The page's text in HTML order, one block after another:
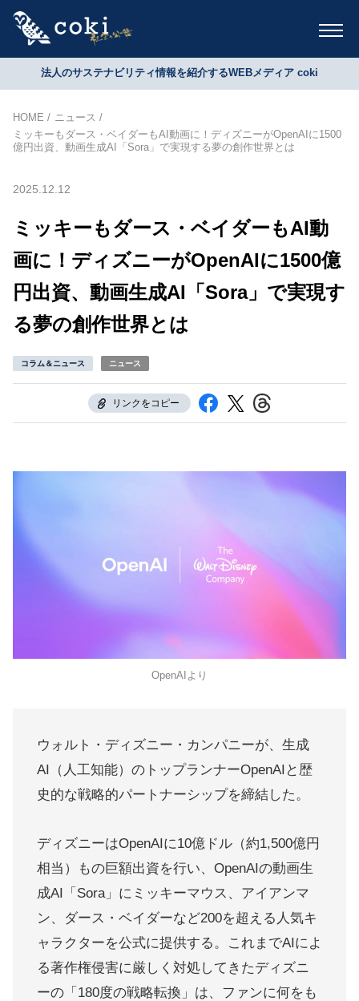
法人のサステナビリティ情報を紹介するWEBメディア coki
HOME
ニュース
ミッキーもダース・ベイダーもAI動画に！ディズニーがOpenAIに1500
億円出資、動画生成AI「Sora」で実現する夢の創作世界とは
2025.12.12
ミッキーもダース・ベイダーもAI動
画に！ディズニーがOpenAIに1500億
円出資、動画生成AI「Sora」で実現す
る夢の創作世界とは
コラム＆ニュース ニュース
リンクをコピー
OpenAIより
ウォルト・ディズニー・カンパニーが、生成
AI（人工知能）のトップランナーOpenAIと歴
史的な戦略的パートナーシップを締結した。
ディズニーはOpenAIに10億ドル（約1,500億円
相当）もの巨額出資を行い、OpenAIの動画生
成AI「Sora」にミッキーマウス、アイアンマ
ン、ダース・ベイダーなど200を超える人気キ
ャラクターを公式に提供する。これまでAIによ
る著作権侵害に厳しく対処してきたディズニ
ーの「180度の戦略転換」は、ファンに何をも